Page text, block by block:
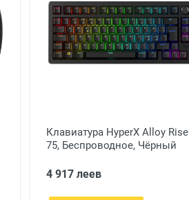
Клавиатура HyperX Alloy Rise
75, Беспроводное, Чёрный
4 917 леев